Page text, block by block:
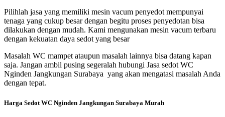
Pilihlah jasa yang memiliki mesin vacum penyedot mempunyai
tenaga yang cukup besar dengan begitu proses penyedotan bisa
dilakukan dengan mudah. Kami mengunakan mesin vacum terbaru
dengan kekuatan daya sedot yang besar
Masalah WC mampet ataupun masalah lainnya bisa datang kapan
saja. Jangan ambil pusing segeralah hubungi Jasa sedot WC
Nginden Jangkungan Surabaya yang akan mengatasi masalah Anda
dengan tepat.
Harga Sedot WC Nginden Jangkungan Surabaya Murah